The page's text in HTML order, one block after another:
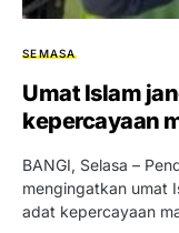
SEMASA
Umat Islam
kepercayaan
BANGI, Selasa –
mengingatkan umat
adat kepercayaan